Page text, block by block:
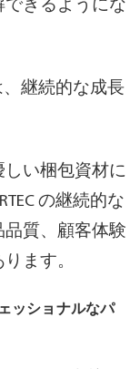
きるようにな
継続的な成長
い梱包資材に
の継続的な
質、顧客体験
ます。
ッショナルなパ